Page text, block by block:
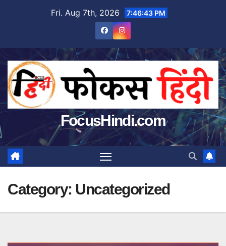
Fri. Aug 7th, 2026 7:46:44 PM
FocusHindi.com
Category: Uncategorized